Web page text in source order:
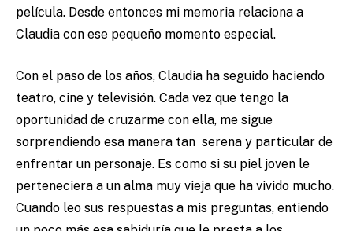
película. Desde entonces mi memoria relaciona a
Claudia con ese pequeño momento especial.
Con el paso de los años, Claudia ha seguido haciendo
teatro, cine y televisión. Cada vez que tengo la
oportunidad de cruzarme con ella, me sigue
sorprendiendo esa manera tan serena y particular de
enfrentar un personaje. Es como si su piel joven le
perteneciera a un alma muy vieja que ha vivido mucho.
Cuando leo sus respuestas a mis preguntas, entiendo